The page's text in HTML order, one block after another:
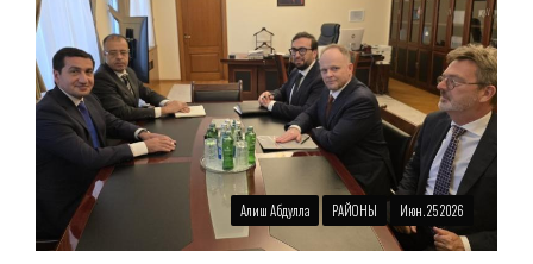
Алиш Абдулла РАЙОНЫ Июн. 25 2026